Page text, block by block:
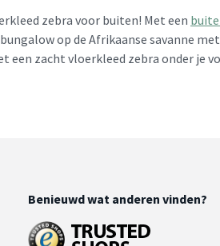
zebra voor buiten! Met een
op de Afrikaanse savanne
een zacht vloerkleed zebra onder je
Benieuwd wat anderen vinden?